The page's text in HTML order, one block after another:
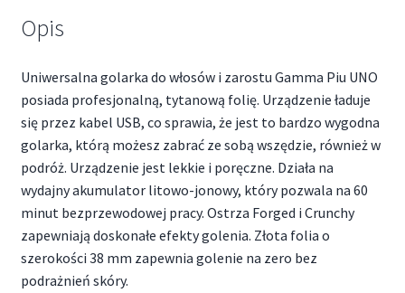
Opis
Uniwersalna golarka do włosów i zarostu Gamma Piu UNO
posiada profesjonalną, tytanową folię. Urządzenie ładuje
się przez kabel USB, co sprawia, że jest to bardzo wygodna
golarka, którą możesz zabrać ze sobą wszędzie, również w
podróż. Urządzenie jest lekkie i poręczne. Działa na
wydajny akumulator litowo-jonowy, który pozwala na 60
minut bezprzewodowej pracy. Ostrza Forged i Crunchy
zapewniają doskonałe efekty golenia. Złota folia o
szerokości 38 mm zapewnia golenie na zero bez
podrażnień skóry.